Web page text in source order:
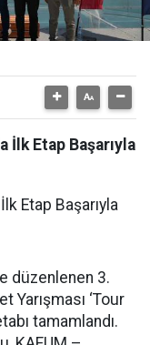
İlk Etap Başarıyla
Etap Başarıyla
düzenlenen 3.
Yarışması ‘Tour
tamamlandı.